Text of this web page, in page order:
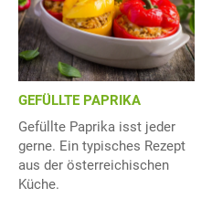
GEFÜLLTE PAPRIKA
Gefüllte Paprika isst jeder
gerne. Ein typisches Rezept
aus der österreichischen
Küche.